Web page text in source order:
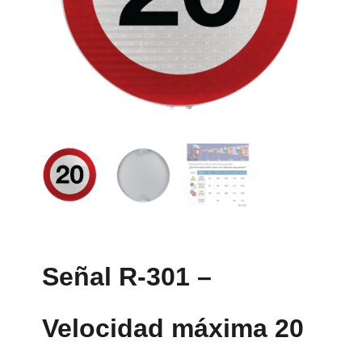
Señal R-301 –
Velocidad máxima 20